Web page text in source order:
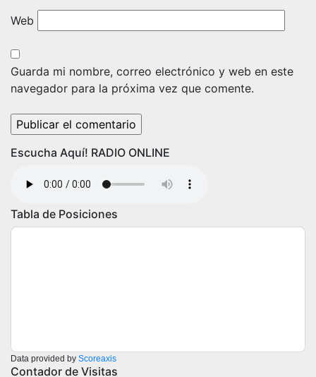
Web
Guarda mi nombre, correo electrónico y web en este
navegador para la próxima vez que comente.
Escucha Aquí! RADIO ONLINE
Tabla de Posiciones
Data provided by Scoreaxis
Contador de Visitas